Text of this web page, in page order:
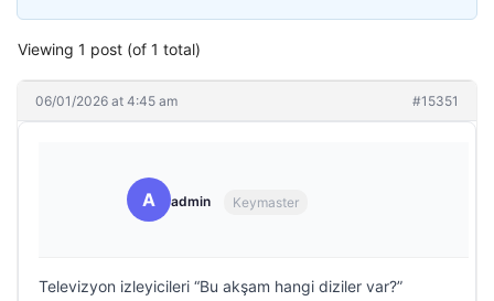
Viewing 1 post (of 1 total)
06/01/2026 at 4:45 am #15351
A admin Keymaster
Televizyon izleyicileri “Bu akşam hangi diziler var?”